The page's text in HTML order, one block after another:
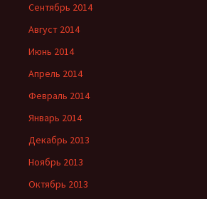
Сентябрь 2014
Август 2014
Июнь 2014
Апрель 2014
Февраль 2014
Январь 2014
Декабрь 2013
Ноябрь 2013
Октябрь 2013